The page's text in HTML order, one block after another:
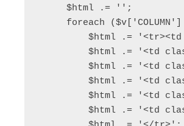
     $html .= '';
foreach
$html .=
$html .= '<td
$html .= '<td
$html .= '<td
$html .= '<td
$html .= '<td